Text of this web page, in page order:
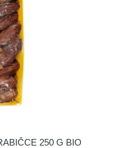
250 G BIO